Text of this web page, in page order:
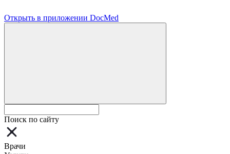
Открыть в приложении DocMed
Поиск по сайту
Врачи